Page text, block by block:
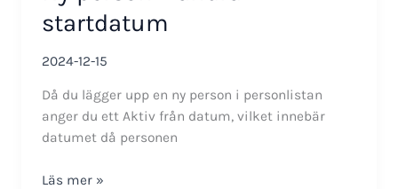
startdatum
2024-12-15
Då du lägger upp en ny person i personlistan
anger du ett Aktiv från datum, vilket innebär
datumet då personen
Ny
Läs mer »